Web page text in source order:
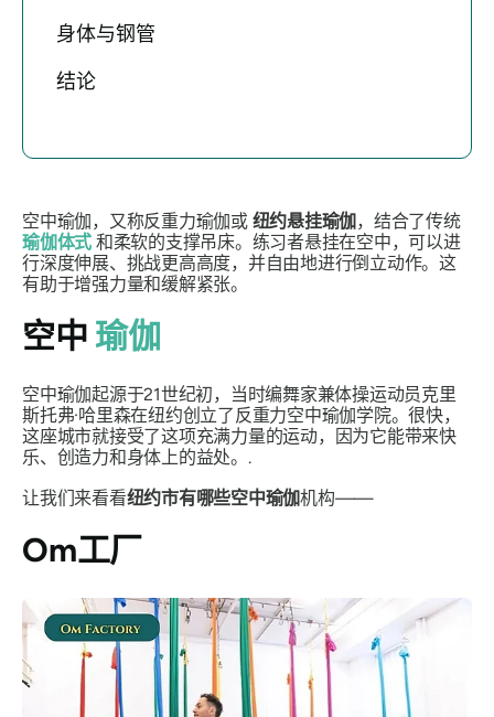
身体与钢管
结论
空中瑜伽，又称反重力瑜伽或 纽约悬挂瑜伽，结合了传统
瑜伽体式 和柔软的支撑吊床。练习者悬挂在空中，可以进
行深度伸展、挑战更高高度，并自由地进行倒立动作。这
有助于增强力量和缓解紧张。
空中瑜伽
空中瑜伽起源于21世纪初，当时编舞家兼体操运动员克里
斯托弗·哈里森在纽约创立了反重力空中瑜伽学院。很快，
这座城市就接受了这项充满力量的运动，因为它能带来快
乐、创造力和身体上的益处。.
让我们来看看纽约市有哪些空中瑜伽机构——
Om工厂